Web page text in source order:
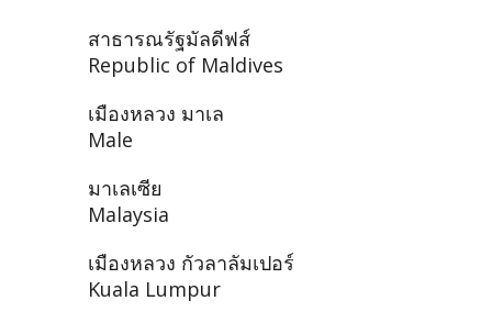
สาธารณรัฐมัลดีฟส์
Republic of Maldives
เมืองหลวง มาเล
Male
มาเลเซีย
Malaysia
เมืองหลวง กัวลาลัมเปอร์
Kuala Lumpur